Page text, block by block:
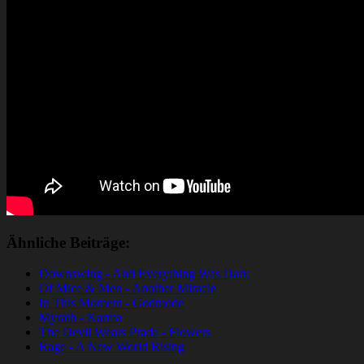
Ähnliche Beiträge:
Downswing - And Everything Was Dark
Of Mice & Men - Another Miracle
In This Moment - Godmode
Myrath - Karma
The Devil Wears Prada - Flowers
Rage - A New World Rising